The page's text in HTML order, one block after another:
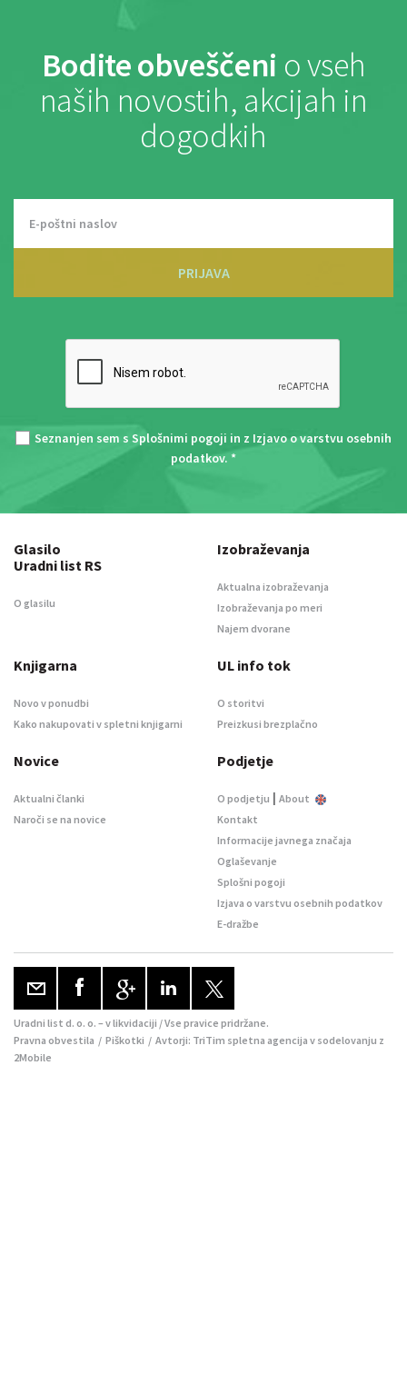
Bodite obveščeni o vseh
naših novostih, akcijah in
dogodkih
PRIJAVA
Seznanjen sem s Splošnimi pogoji in z Izjavo o varstvu osebnih
podatkov. *
Glasilo
Uradni list RS
O glasilu
Izobraževanja
Aktualna izobraževanja
Izobraževanja po meri
Najem dvorane
Knjigarna
Novo v ponudbi
Kako nakupovati v spletni knjigarni
UL info tok
O storitvi
Preizkusi brezplačno
Novice
Aktualni članki
Naroči se na novice
Podjetje
O podjetju | About
Kontakt
Informacije javnega značaja
Oglaševanje
Splošni pogoji
Izjava o varstvu osebnih podatkov
E-dražbe
Uradni list d. o. o. – v likvidaciji / Vse pravice pridržane.
Pravna obvestila / Piškotki / Avtorji: TriTim spletna agencija v sodelovanju z
2Mobile